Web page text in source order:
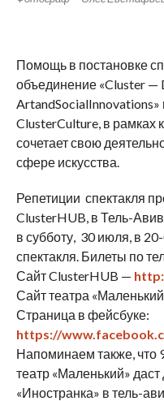
Помощь в постановке
объединение «Cluster —
ClusterCulture, в рамках
сочетает свою
сфере искусства.
Репетиции спектакля
ClusterHUB, в Тель-
в субботу, 30 июля, в
спектакля. Билеты по
Сайт ClusterHUB —
Сайт театра
Страница в фейсбуке:
https://
Напоминаем также, что
театр «Маленький»
«Иностранка» в тель-